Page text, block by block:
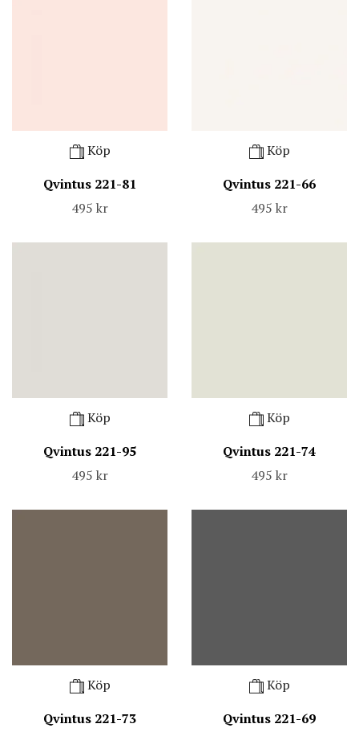
Köp
Qvintus 221-81
495 kr
Köp
Qvintus 221-66
495 kr
Köp
Qvintus 221-95
495 kr
Köp
Qvintus 221-74
495 kr
Köp
Qvintus 221-73
Köp
Qvintus 221-69